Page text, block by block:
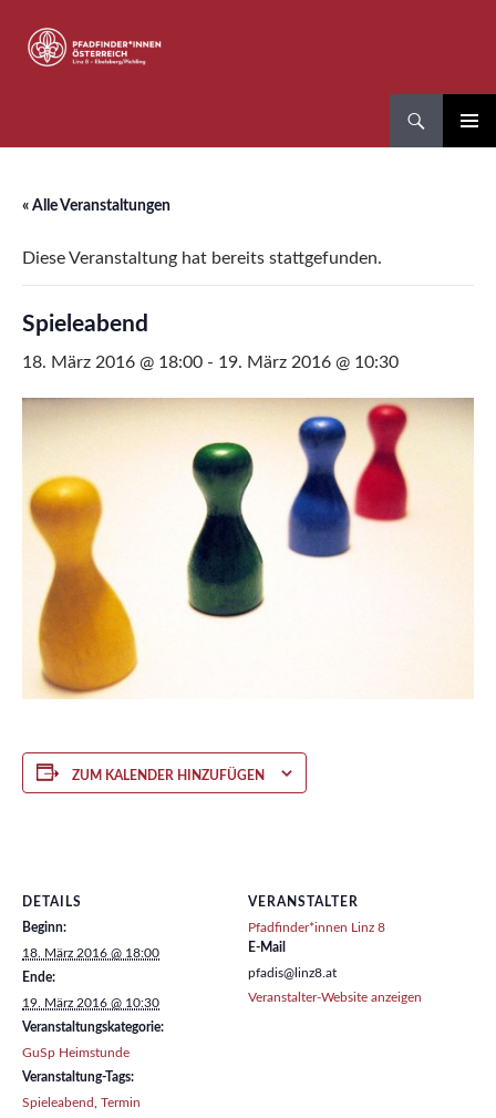
Inhalt
springen
« Alle Veranstaltungen
Diese Veranstaltung hat bereits stattgefunden.
Spieleabend
18. März 2016 @ 18:00 - 19. März 2016 @ 10:30
ZUM KALENDER HINZUFÜGEN
DETAILS
Beginn:
18. März 2016 @ 18:00
Ende:
19. März 2016 @ 10:30
Veranstaltungskategorie:
GuSp Heimstunde
Veranstaltung-Tags:
Spieleabend
Termin
VERANSTALTER
Pfadfinder*innen Linz 8
E-Mail
pfadis@linz8.at
Veranstalter-Website anzeigen